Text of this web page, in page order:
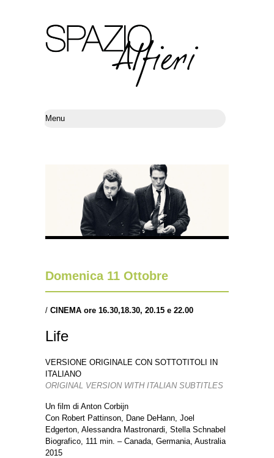
Domenica 11 Ottobre
/ CINEMA ore 16.30,18.30, 20.15 e 22.00
Life
VERSIONE ORIGINALE CON SOTTOTITOLI IN
ITALIANO
ORIGINAL VERSION WITH ITALIAN SUBTITLES
Un film di Anton Corbijn
Con Robert Pattinson, Dane DeHann, Joel
Edgerton, Alessandra Mastronardi, Stella Schnabel
Biografico, 111 min. – Canada, Germania, Australia
2015